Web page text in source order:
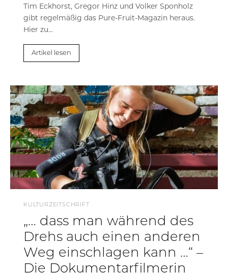
Tim Eckhorst, Gregor Hinz und Volker Sponholz
gibt regelmäßig das Pure-Fruit-Magazin heraus.
Hier zu...
Artikel lesen
KULTURZEITSCHRIFT
„… dass man während des
Drehs auch einen anderen
Weg einschlagen kann …“ –
Die Dokumentarfilmerin